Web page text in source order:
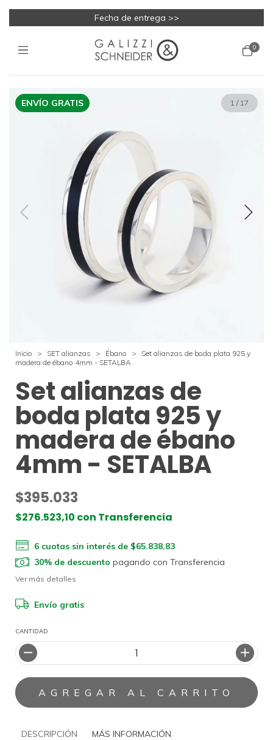
Fecha de entrega >>
0
ENVÍO GRATIS 1 / 17
Inicio > SET alianzas > Ébano >
Set alianzas de boda plata 925 y
madera de ébano 4mm - SETALBA
Set alianzas de
boda plata 925 y
madera de ébano
4mm - SETALBA
$395.033
$276.523,10 con Transferencia
6 cuotas sin interés de $65.838,83
30% de descuento pagando con Transferencia
Ver más detalles
Envío gratis
CANTIDAD
DESCRIPCIÓN MÁS INFORMACIÓN